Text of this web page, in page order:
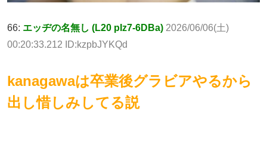
66: エッヂの名無し (L20 pIz7-6DBa) 2026/06/06(土)
00:20:33.212 ID:kzpbJYKQd
kanagawaは卒業後グラビアやるから
出し惜しみしてる説